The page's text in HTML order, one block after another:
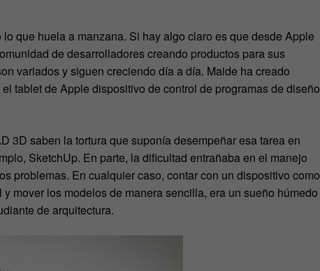
que huela a manzana. Si hay algo claro es que desde Apple
de desarrolladores creando productos para sus
variados y siguen creciendo día a día. Maide ha creado
tablet de Apple dispositivo de control de programas de diseño
3D saben la tortura que suponía desempeñar esa tarea en
SketchUp. En parte, la dificultad entrañaba en el manejo
problemas. En cualquier caso, contar con un dispositivo como
mover los modelos de manera sencilla, era un sueño húmedo
de arquitectura.